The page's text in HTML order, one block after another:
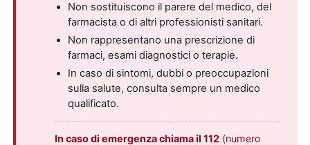
Non sostituiscono il parere del medico, del
farmacista o di altri professionisti sanitari.
Non rappresentano una prescrizione di
farmaci, esami diagnostici o terapie.
In caso di sintomi, dubbi o preoccupazioni
sulla salute, consulta sempre un medico
qualificato.
In caso di emergenza chiama il 112 (numero